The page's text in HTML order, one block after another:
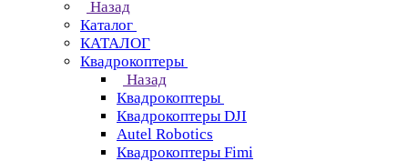
Назад
Каталог
КАТАЛОГ
Квадрокоптеры
Назад
Квадрокоптеры
Квадрокоптеры DJI
Autel Robotics
Квадрокоптеры Fimi